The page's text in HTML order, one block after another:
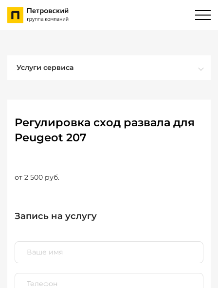
Услуги сервиса
Регулировка сход развала для
Peugeot 207
от 2 500 руб.
Запись на услугу